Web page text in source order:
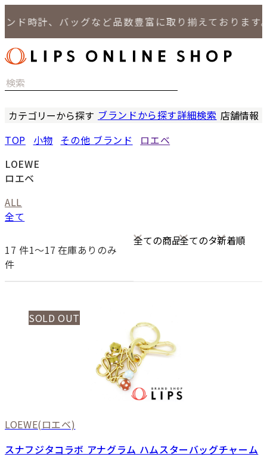
時計、バッグなど品数豊富に取り揃えております。
カテゴリーから探す
バッグ
小物
ジュエリー
特集
ブランドから探す詳細検索 店舗情報
TOP 小物 その他 ブランド
ロエベ
LOEWE
ロエベ
ALL
全て
17 件1〜17
件
在庫ありのみ
SOLD OUT
LOEWE(ロエベ)
スナフジタコラボ アナグラム ハムスターバッグチャーム